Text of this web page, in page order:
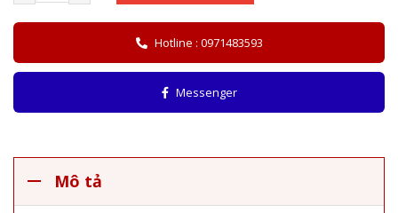
Hotline : 0971483593
Messenger
Mô tả